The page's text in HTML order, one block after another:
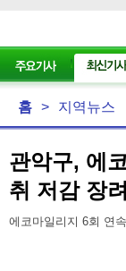
홈 > 지역뉴스
관악구, 에
취 저감 장
에코마일리지 6회 연